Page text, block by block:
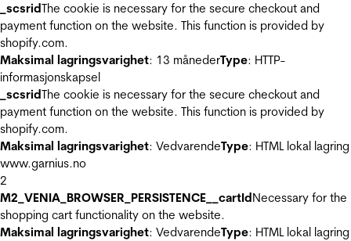
_scsridThe cookie is necessary for the secure checkout and
payment function on the website. This function is provided by
shopify.com.
Maksimal lagringsvarighet: 13 månederType: HTTP-
informasjonskapsel
_scsridThe cookie is necessary for the secure checkout and
payment function on the website. This function is provided by
shopify.com.
Maksimal lagringsvarighet: VedvarendeType: HTML lokal lagring
www.garnius.no
2
M2_VENIA_BROWSER_PERSISTENCE__cartIdNecessary for the
shopping cart functionality on the website.
Maksimal lagringsvarighet: VedvarendeType: HTML lokal lagring